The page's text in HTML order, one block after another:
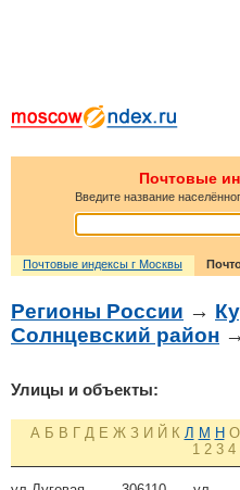
Почтовые
Введите название
Почтовые индексы г Москвы
Регионы России →
Солнцевский район
Улицы и объекты:
А Б В Г Д Е Ж З И Й К Л М Н О
1 2 3 4